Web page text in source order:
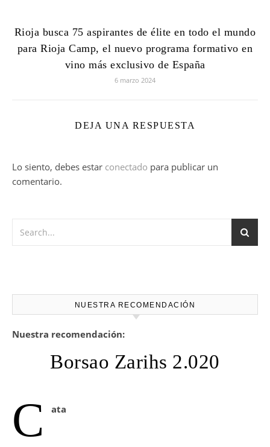
Rioja busca 75 aspirantes de élite en todo el mundo
para Rioja Camp, el nuevo programa formativo en
vino más exclusivo de España
6 marzo 2024
DEJA UNA RESPUESTA
Lo siento, debes estar conectado para publicar un
comentario.
NUESTRA RECOMENDACIÓN
Nuestra recomendación:
Borsao Zarihs 2.020
C ata